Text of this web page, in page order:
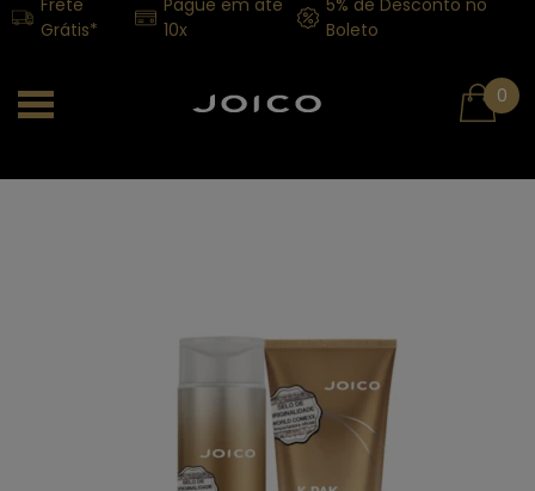
Frete
Grátis*
Pague em até
10x
5% de Desconto no
Boleto
0